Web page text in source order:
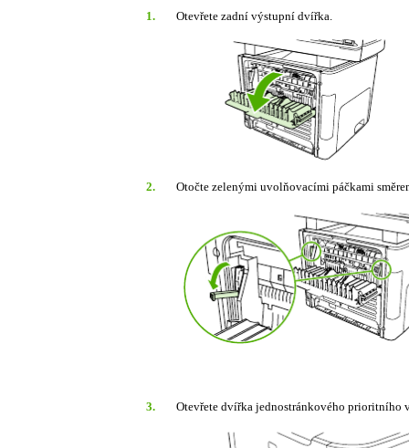
1. Otevřete zadní výstupní dvířka.
2. Otočte zelenými uvolňovacími páčkami
3. Otevřete dvířka jednostránkového prioritního